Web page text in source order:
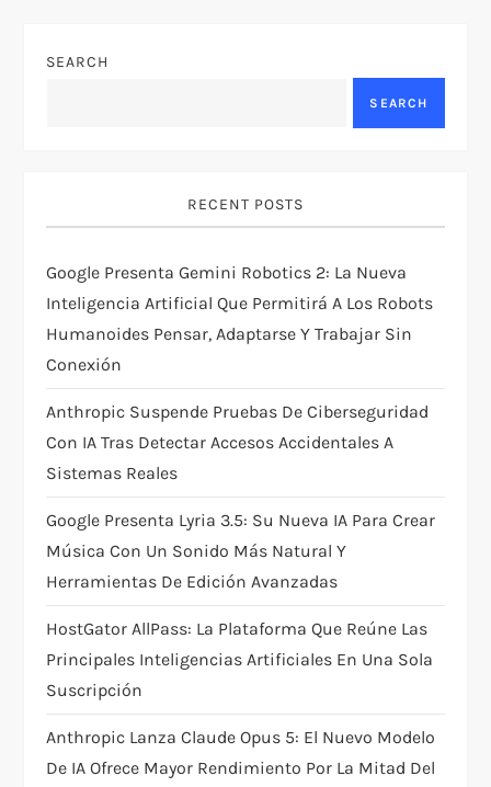
a
a
t
i
o
n
SEARCH
SEARCH
RECENT POSTS
Google Presenta Gemini Robotics 2: La Nueva
Inteligencia Artificial Que Permitirá A Los Robots
Humanoides Pensar, Adaptarse Y Trabajar Sin
Conexión
Anthropic Suspende Pruebas De Ciberseguridad
Con IA Tras Detectar Accesos Accidentales A
Sistemas Reales
Google Presenta Lyria 3.5: Su Nueva IA Para Crear
Música Con Un Sonido Más Natural Y
Herramientas De Edición Avanzadas
HostGator AllPass: La Plataforma Que Reúne Las
Principales Inteligencias Artificiales En Una Sola
Suscripción
Anthropic Lanza Claude Opus 5: El Nuevo Modelo
De IA Ofrece Mayor Rendimiento Por La Mitad Del